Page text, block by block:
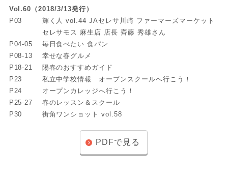
Vol.60（2018/3/13発行）
P03
輝く人 vol.44 JAセレサ川崎 ファーマーズマーケット
セレサモス 麻生店 店長 齊藤 秀雄さん
P04-05
毎日食べたい 食パン
P08-13
幸せな春グルメ
P18-21
P23
陽春のおすすめガイド
私立中学校情報 オープンスクールへ行こう！
P24
オープンカレッジへ行こう！
P25-27
春のレッスン＆スクール
P30
街角ワンショット vol.58
PDFで見る